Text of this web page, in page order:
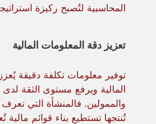
المحاسبية لتُصبح ركيزة
تعزيز دقة المعلومات المالية
توفير معلومات تكلفة دقيقة
المالية ويرفع مستوى الثقة
والممولين. فالمنشأة التي
تُنتجها تستطيع بناء قوائم مالية